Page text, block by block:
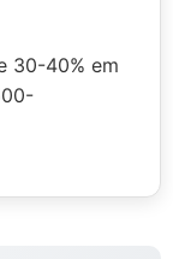
30-40% em